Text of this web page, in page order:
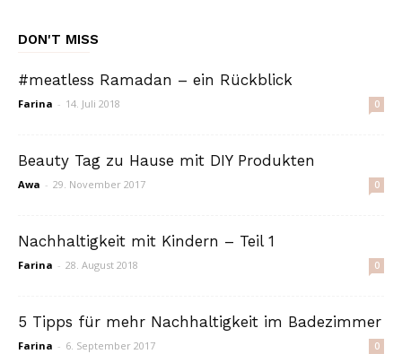
DON'T MISS
#meatless Ramadan – ein Rückblick
Farina - 14. Juli 2018 0
Beauty Tag zu Hause mit DIY Produkten
Awa - 29. November 2017 0
Nachhaltigkeit mit Kindern – Teil 1
Farina - 28. August 2018 0
5 Tipps für mehr Nachhaltigkeit im Badezimmer
Farina - 6. September 2017 0